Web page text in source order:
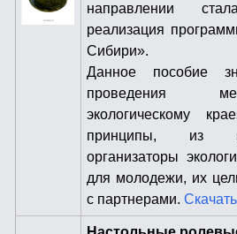
направлении
реализация
Сибири».
Данное пособие
проведения
экологическому
принципы, из
организаторы
для молодежи, их
с партнерами. Скачать